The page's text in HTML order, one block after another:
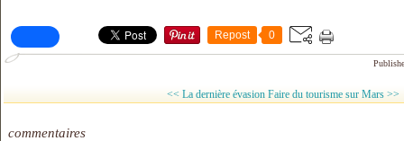
Repost 0
<< La dernière évasion Faire du tourisme sur Mars >>
commentaires